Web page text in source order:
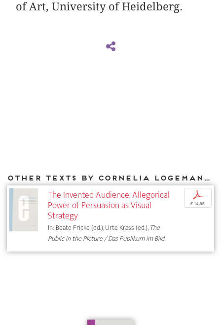
of Art, University of Heidelberg.
Other texts by Cornelia Logemann for DIAPHANES
The Invented Audience. Allegorical
Power of Persuasion as Visual
Strategy
In: Beate Fricke (ed.), Urte Krass (ed.),The
Public in the Picture / Das Publikum im Bild
p
€ 14,95